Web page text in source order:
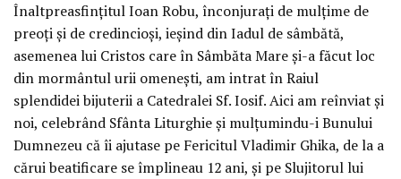
Înaltpreasfințitul Ioan Robu, înconjurați de mulțime de
preoți și de credincioși, ieșind din Iadul de sâmbătă,
asemenea lui Cristos care în Sâmbăta Mare și-a făcut loc
din mormântul urii omenești, am intrat în Raiul
splendidei bijuterii a Catedralei Sf. Iosif. Aici am reînviat și
noi, celebrând Sfânta Liturghie și mulțumindu-i Bunului
Dumnezeu că îi ajutase pe Fericitul Vladimir Ghika, de la a
cărui beatificare se împlineau 12 ani, și pe Slujitorul lui